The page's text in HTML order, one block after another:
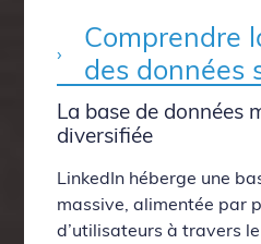
Comprendre
des données
La base de données
diversifiée
LinkedIn héberge une
massive, alimentée par
d’utilisateurs à travers